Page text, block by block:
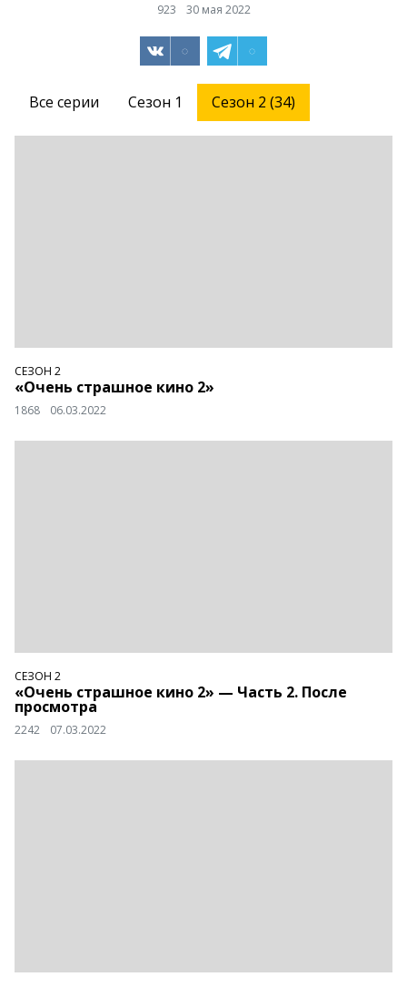
923 30 мая 2022
Все серии Сезон 1 Сезон 2 (34)
СЕЗОН 2
«Очень страшное кино 2»
1868 06.03.2022
СЕЗОН 2
«Очень страшное кино 2» — Часть 2. После
просмотра
2242 07.03.2022